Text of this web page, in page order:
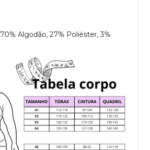
70% Algodão, 27% Poliéster, 3%